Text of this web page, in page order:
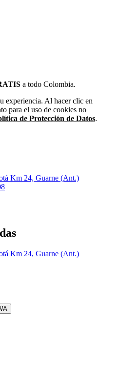
a todo Colombia.
experiencia. Al hacer clic en
para el uso de cookies no
de Protección de Datos.
Km 24, Guarne (Ant.)
Km 24, Guarne (Ant.)